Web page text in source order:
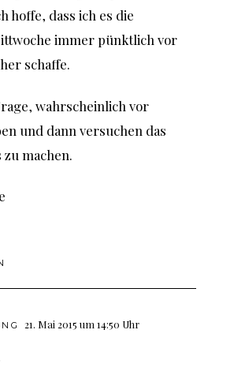
hoffe, dass ich es die
immer pünktlich vor
schaffe.
wahrscheinlich vor
und dann versuchen das
machen.
21. Mai 2015 um 14:50 Uhr